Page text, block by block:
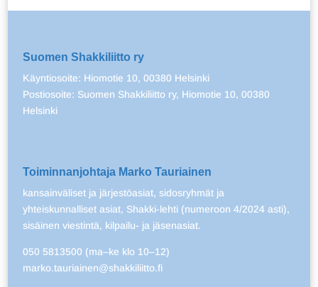
Suomen Shakkiliitto ry
Käyntiosoite: Hiomotie 10, 00380 Helsinki
Postiosoite: Suomen Shakkiliitto ry, Hiomotie 10, 00380
Helsinki
Toiminnanjohtaja Marko Tauriainen
kansainväliset ja järjestöasiat, sidosryhmät ja
yhteiskunnalliset asiat, Shakki-lehti (numeroon 4/2024 asti),
sisäinen viestintä, kilpailu- ja jäsenasiat.
050 5813500 (ma–ke klo 10–12)
marko.tauriainen@shakkiliitto.fi